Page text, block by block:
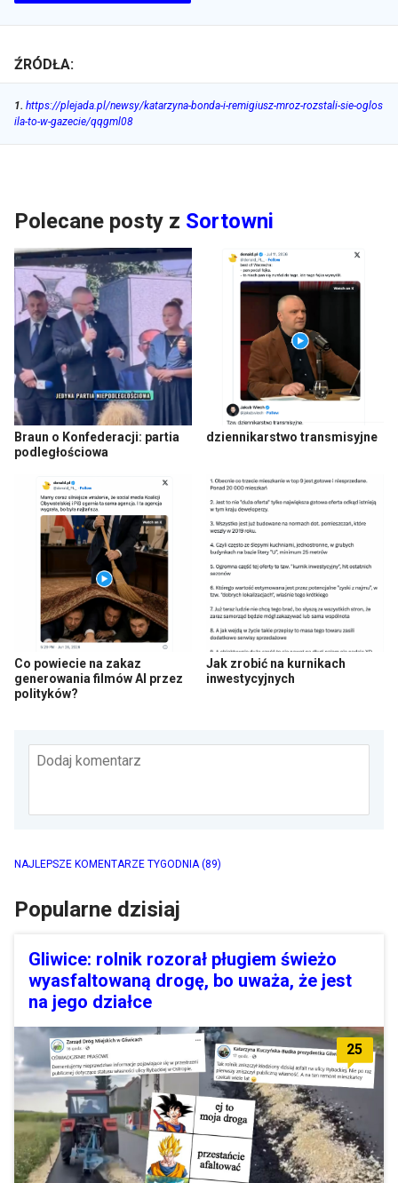
ŹRÓDŁA:
1. https://plejada.pl/newsy/katarzyna-bonda-i-remigiusz-mroz-rozstali-sie-oglos
ila-to-w-gazecie/qqgml08
Polecane posty z Sortowni
Braun o Konfederacji: partia
podległościowa
dziennikarstwo transmisyjne
Co powiecie na zakaz
generowania filmów AI przez
polityków?
Jak zrobić na kurnikach
inwestycyjnych
Dodaj komentarz
NAJLEPSZE KOMENTARZE TYGODNIA(89)
Popularne dzisiaj
Gliwice: rolnik rozorał pługiem świeżo
wyasfaltowaną drogę, bo uważa, że jest
na jego działce
25